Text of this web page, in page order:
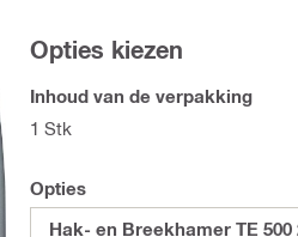
Opties kiezen
Inhoud van de verpakking
1 Stk
Opties
Hak- en Breekhamer TE 500